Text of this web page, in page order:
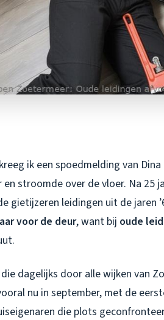
ik een spoedmelding van
en stroomde over de vloer. Na
gietijzeren leidingen uit de jaren
voor de deur, want bij oude
dagelijks door alle wijken van
nu in september, met de
die plots